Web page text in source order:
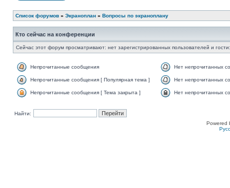
Список форумов » Экраноплан » Вопросы по экраноплану
Кто сейчас на конференции
Сейчас этот форум просматривают: нет зарегистрированных пользователей и
Непрочитанные сообщения Нет непрочитанных
Непрочитанные сообщения [ Популярная тема ] Нет непрочитанных
Непрочитанные сообщения [ Тема закрыта ] Нет непрочитанных
Найти:
Powered